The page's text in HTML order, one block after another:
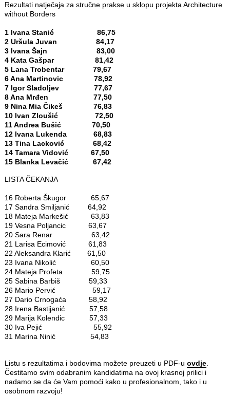
Rezultati natječaja za stručne prakse u sklopu projekta Architecture
without Borders
1 Ivana Stanić 86,75
2 Uršula Juvan 84,17
3 Ivana Šajn 83,00
4 Kata Gašpar 81,42
5 Lana Trobentar 79,67
6 Ana Martinovic 78,92
7 Igor Sladoljev 77,67
8 Ana Mrđen 77,50
9 Nina Mia Čikeš 76,83
10 Ivan Zloušić 72,50
11 Andrea Bušić 70,50
12 Ivana Lukenda 68,83
13 Tina Lacković 68,42
14 Tamara Vidović 67,50
15 Blanka Levačić 67,42
LISTA ČEKANJA
16 Roberta Škugor 65,67
17 Sandra Smiljanić 64,92
18 Mateja Markešić 63,83
19 Vesna Poljancic 63,67
20 Sara Renar 63,42
21 Larisa Ecimović 61,83
22 Aleksandra Klarić 61,50
23 Ivana Nikolić 60,50
24 Mateja Profeta 59,75
25 Sabina Barbiš 59,33
26 Mario Pervić 59,17
27 Dario Crnogaća 58,92
28 Irena Bastijanić 57,58
29 Marija Kolendic 57,33
30 Iva Pejić 55,92
31 Marina Ninić 54,83
Listu s rezultatima i bodovima možete preuzeti u PDF-u ovdje.
Čestitamo svim odabranim kandidatima na ovoj krasnoj prilici i
nadamo se da će Vam pomoći kako u profesionalnom, tako i u
osobnom razvoju!